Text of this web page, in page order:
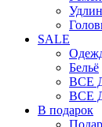
SALE
Бельё
ВСЕ
ВСЕ
В подарок